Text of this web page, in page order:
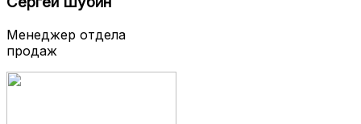
Менеджер отдела
продаж